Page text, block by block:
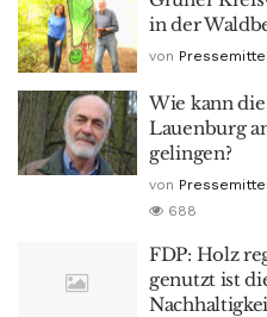
in der
von
Wie kann
Lauenburg
gelingen?
von
688
FDP: Holz
genutzt ist